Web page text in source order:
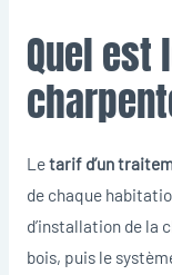
Quel
Letarif d’un
de chaque
d’installation de la
bois, puis le